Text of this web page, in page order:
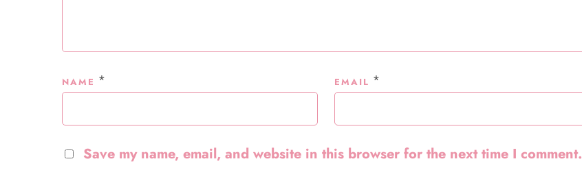
NAME * EMAIL *
Save my name, email, and website in this browser for the next time I comment.